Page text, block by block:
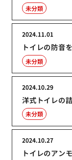
未分類
トイレの防音
2024.11.01
未分類
洋式トイレの
2024.10.29
未分類
トイレのアン
2024.10.27